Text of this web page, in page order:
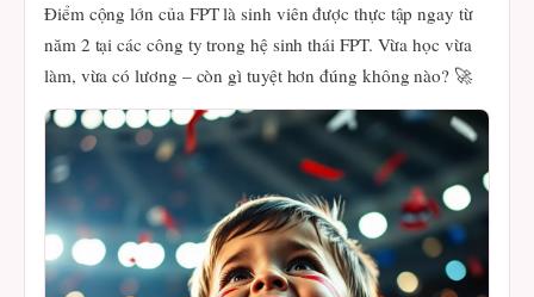
Điểm cộng lớn của FPT là sinh viên được thực tập ngay từ
năm 2 tại các công ty trong hệ sinh thái FPT. Vừa học vừa
làm, vừa có lương – còn gì tuyệt hơn đúng không nào? 🚀